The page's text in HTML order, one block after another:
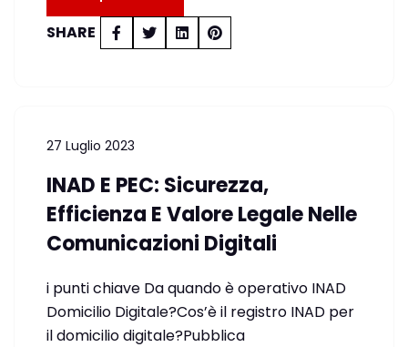
SHARE
27 Luglio 2023
INAD E PEC: Sicurezza,
Efficienza E Valore Legale Nelle
Comunicazioni Digitali
i punti chiave Da quando è operativo INAD
Domicilio Digitale?Cos’è il registro INAD per
il domicilio digitale?Pubblica